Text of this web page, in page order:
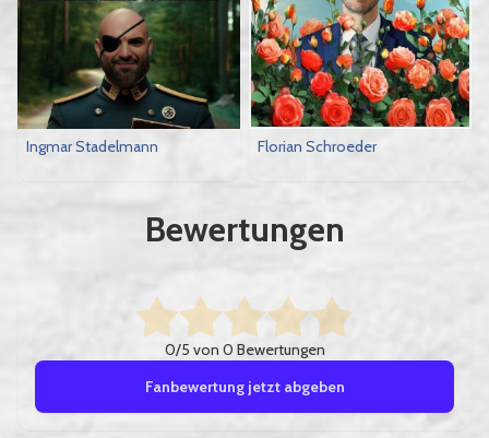
Ingmar Stadelmann Florian Schroeder
Bewertungen
0/5 von 0 Bewertungen
Fanbewertung jetzt abgeben